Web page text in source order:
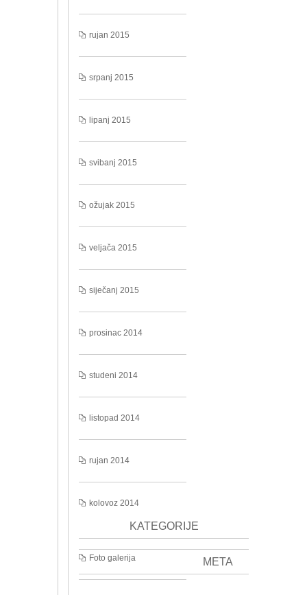
rujan 2015
srpanj 2015
lipanj 2015
svibanj 2015
ožujak 2015
veljača 2015
siječanj 2015
prosinac 2014
studeni 2014
listopad 2014
rujan 2014
kolovoz 2014
KATEGORIJE
Foto galerija META